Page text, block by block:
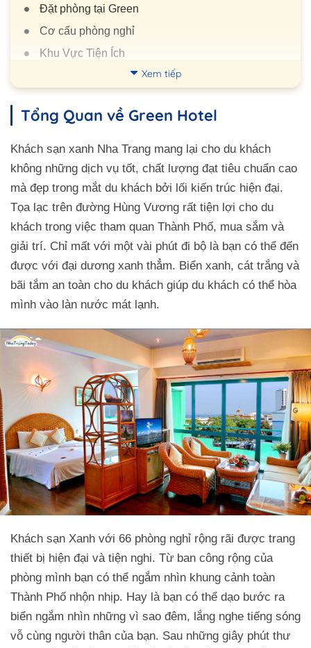
Đặt phòng tại Green
Cơ cấu phòng nghỉ
Khu Vực Tiện Ích
Quy tắc tại Green
Câu hỏi thường gặp
Đường đi đến đây
Xem tiếp
Tổng Quan về Green Hotel
Khách sạn xanh Nha Trang mang lại cho du khách
không những dịch vụ tốt, chất lượng đạt tiêu chuẩn cao
mà đẹp trong mắt du khách bởi lối kiến trúc hiện đại.
Tọa lạc trên đường Hùng Vương rất tiện lợi cho du
khách trong việc tham quan Thành Phố, mua sắm và
giải trí. Chỉ mất với một vài phút đi bộ là bạn có thể đến
được với đại dương xanh thẳm. Biển xanh, cát trắng và
bãi tắm an toàn cho du khách giúp du khách có thể hòa
mình vào làn nước mát lạnh.
Khách sạn Xanh với 66 phòng nghỉ rộng rãi được trang
thiết bị hiện đại và tiện nghi. Từ ban công rộng của
phòng mình bạn có thể ngắm nhìn khung cảnh toàn
Thành Phố nhộn nhịp. Hay là bạn có thể dạo bước ra
biển ngắm nhìn những vì sao đêm, lắng nghe tiếng sóng
vỗ cùng người thân của bạn. Sau những giây phút thư